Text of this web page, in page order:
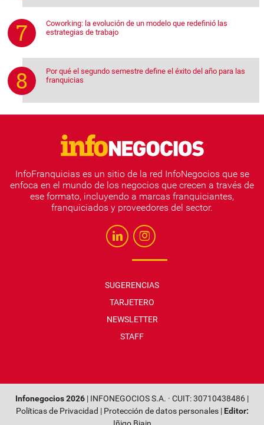
Coworking: la evolución de un modelo que redefinió las
estrategias de trabajo
Por qué el segundo semestre define el éxito del año para las
franquicias
InfoFranquicias es un sitio de la red InfoNegocios que se
enfoca en el mundo de los negocios que crecen a través de
ese formato, incluyendo a marcas franquiciantes,
franquiciados y proveedores del sector.
SUGERENCIAS
TARJETERO
NEWSLETTER
STAFF
Infonegocios 2026 | INFONEGOCIOS S.A. · CUIT: 30710438486 |
Políticas de Privacidad | Protección de datos personales| Editor: